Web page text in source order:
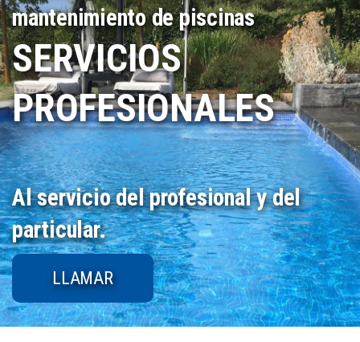
mantenimiento de piscinas
SERVICIOS
PROFESIONALES
Al servicio del profesional y del
particular.
LLAMAR